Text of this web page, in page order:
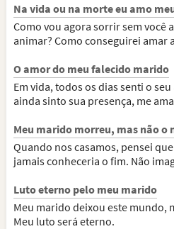
Na vida ou na morte eu amo
Como vou agora sorrir sem você
animar? Como conseguirei amar
O amor do meu falecido marido
Em vida, todos os dias senti o
ainda sinto sua presença, me
Meu marido morreu, mas não o
Quando nos casamos, pensei
jamais conheceria o fim. Não
Luto eterno pelo meu marido
Meu marido deixou este mundo,
Meu luto será eterno.